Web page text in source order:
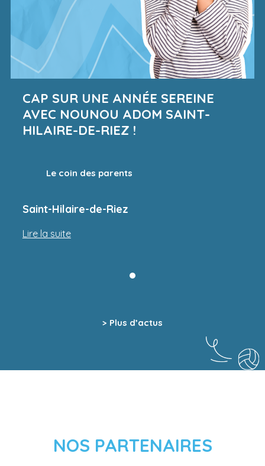
CAP SUR UNE ANNÉE SEREINE
AVEC NOUNOU ADOM SAINT-
HILAIRE-DE-RIEZ !
Le coin des parents
Saint-Hilaire-de-Riez
Lire la suite
> Plus d’actus
NOS PARTENAIRES